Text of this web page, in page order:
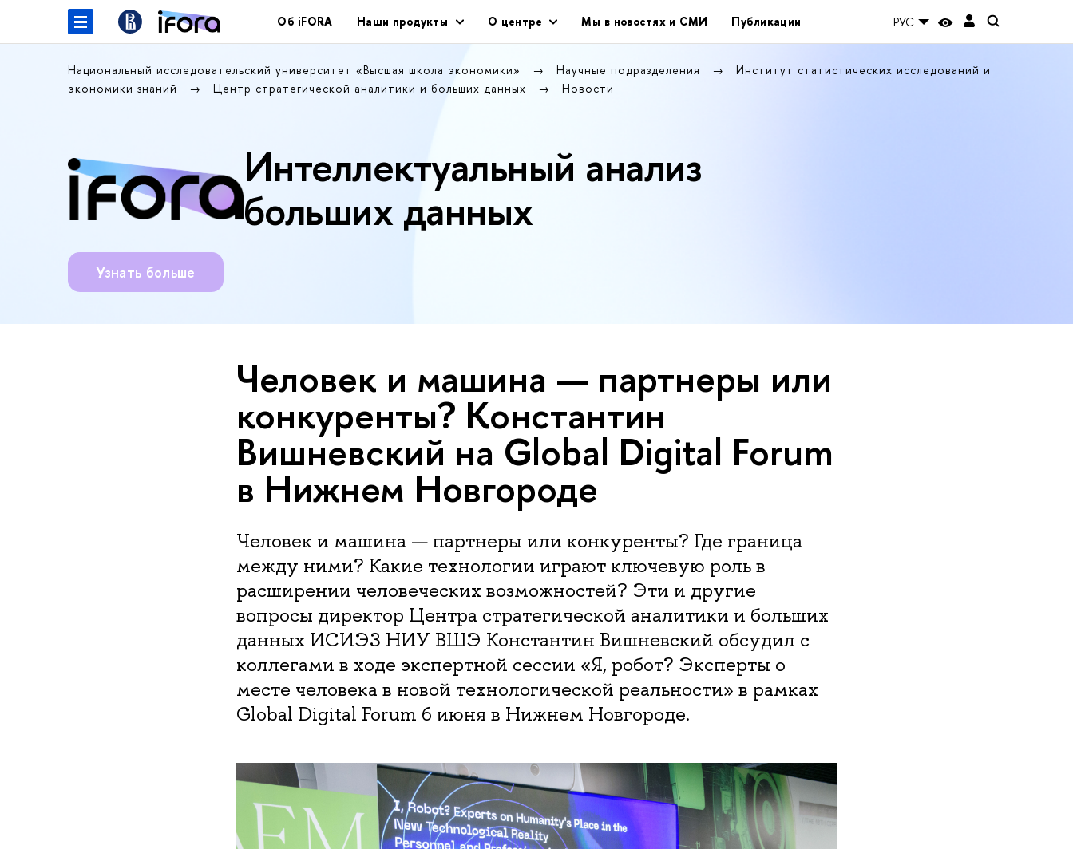
Об iFORA Наши продукты О центре Мы в новостях и СМИ Публикации РУС
Национальный исследовательский университет «Высшая школа экономики» Научные подразделения
Институт статистических исследований и
экономики знаний
Центр стратегической аналитики и больших данных Новости
Интеллектуальный анализ
больших данных
Узнать больше
Человек и машина — партнеры или
конкуренты? Константин
Вишневский на Global Digital Forum
в Нижнем Новгороде
Человек и машина — партнеры или конкуренты? Где граница
между ними? Какие технологии играют ключевую роль в
расширении человеческих возможностей? Эти и другие
вопросы директор Центра стратегической аналитики и больших
данных ИСИЭЗ НИУ ВШЭ Константин Вишневский обсудил с
коллегами в ходе экспертной сессии «Я, робот? Эксперты о
месте человека в новой технологической реальности» в рамках
Global Digital Forum 6 июня в Нижнем Новгороде.